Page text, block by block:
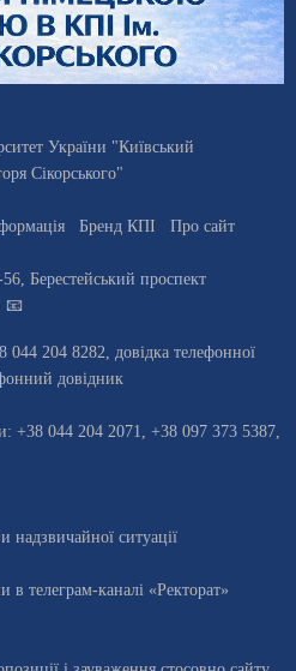
України "Київський
Сікорського"
Бренд КПІ
Про сайт
Берестейський проспект
📧
044 204 8282 , довiдка телефонної
довідник
+38 044 204 2071, +38 097 373 5387,
надзвичайної ситуації
в телеграм-каналі «Ректорат»